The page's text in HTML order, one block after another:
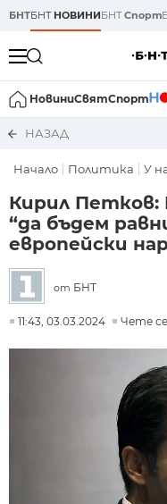
БНТБНТ НОВИНИБНТСпорт
НовиниСвятСпорт
НАЗАД
Начало Политика У
Кирил Петков:
“да бъдем
европейски
от БНТ
11:43, 03.03.2024 Чете